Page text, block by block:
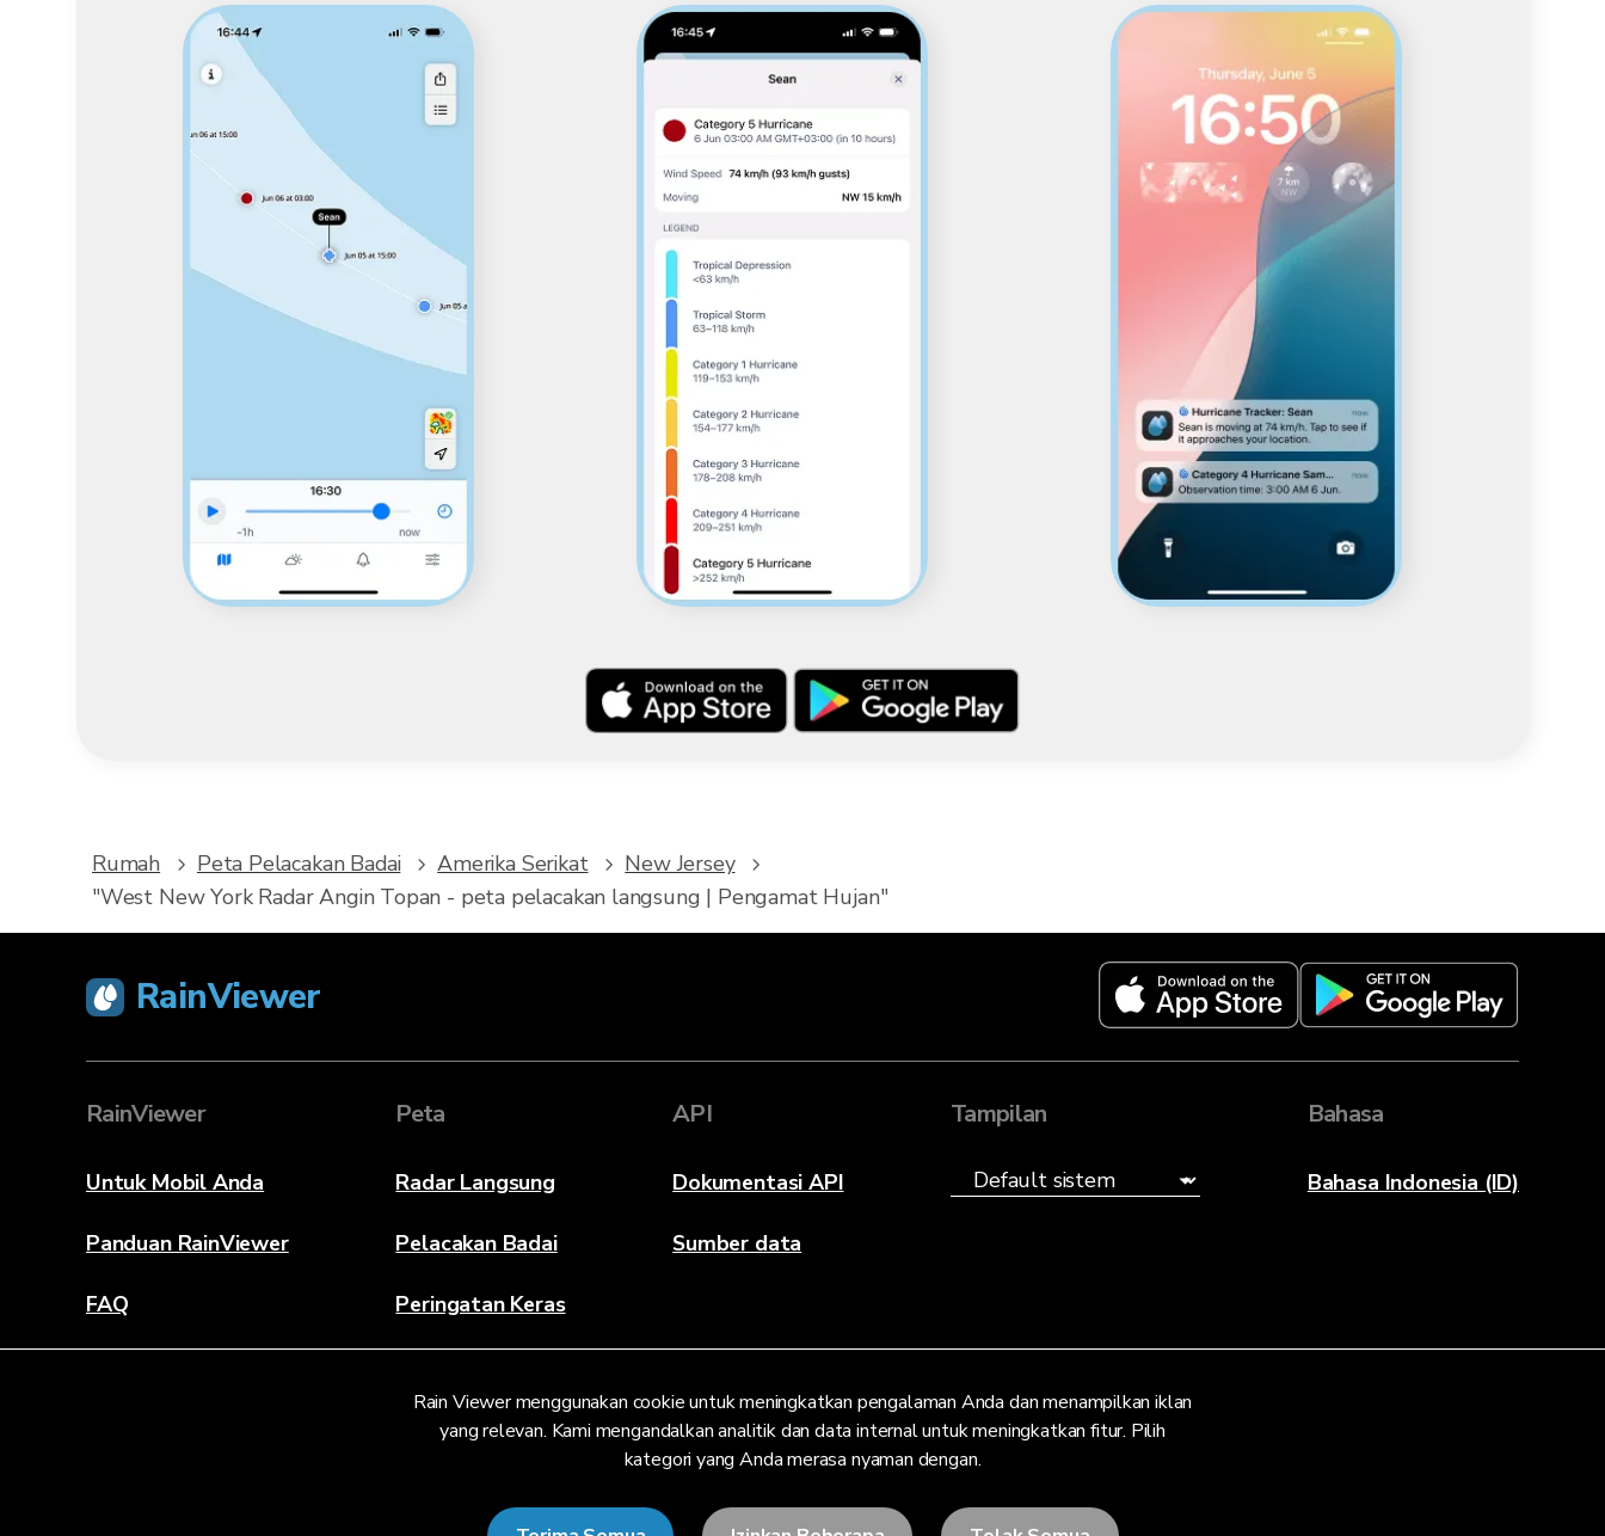
Rain Viewer menggunakan cookie untuk meningkatkan pengalaman Anda dan menampilkan iklan
yang relevan. Kami mengandalkan analitik dan data internal untuk meningkatkan fitur. Pilih
kategori yang Anda merasa nyaman dengan.
Rumah Peta Pelacakan Badai Amerika Serikat
New Jersey
"West New York Radar Angin Topan - peta pelacakan langsung | Pengamat Hujan"
RainViewer
RainViewer
Untuk Mobil Anda
Panduan RainViewer
FAQ
Peta
Radar Langsung
Pelacakan Badai
Peringatan Keras
API
Dokumentasi API
Sumber data
Tampilan Bahasa
Bahasa Indonesia (ID)